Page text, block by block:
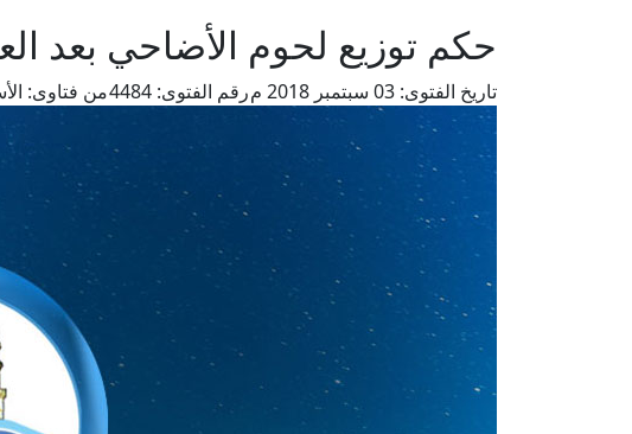
حكم توزيع لحوم الأضاحي بعد
تاريخ الفتوى: رقم الفتوى: من فتاوى: